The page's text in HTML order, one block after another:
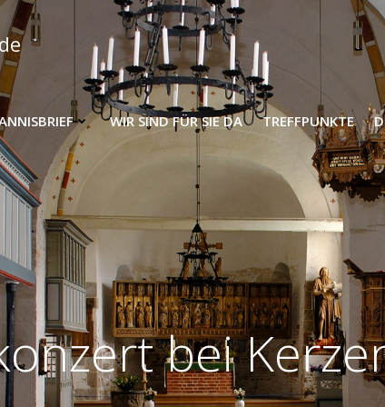
WIR SIND FÜR SIE DA TREFFPUNKTE
bei